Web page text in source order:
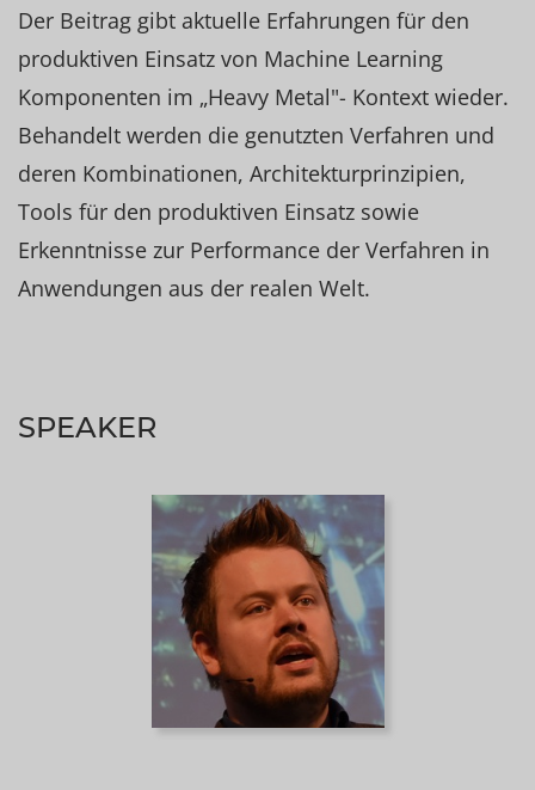
Der Beitrag gibt aktuelle Erfahrungen für den
produktiven Einsatz von Machine Learning
Komponenten im „Heavy Metal"- Kontext wieder.
Behandelt werden die genutzten Verfahren und
deren Kombinationen, Architekturprinzipien,
Tools für den produktiven Einsatz sowie
Erkenntnisse zur Performance der Verfahren in
Anwendungen aus der realen Welt.
SPEAKER